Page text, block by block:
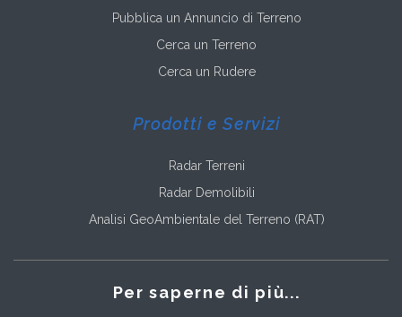
Pubblica un Annuncio di Terreno
Cerca un Terreno
Cerca un Rudere
Prodotti e Servizi
Radar Terreni
Radar Demolibili
Analisi GeoAmbientale del Terreno (RAT)
Per saperne di più...